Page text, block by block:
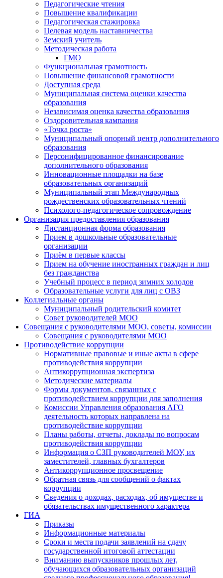
Педагогические чтения
Повышение квалификации
Педагогическая стажировка
Целевая модель наставничества
Земский учитель
Методическая работа
ГМО
Функциональная грамотность
Повышение финансовой грамотности
Доступная среда
Муниципальная система оценки качества
образования
Независимая оценка качества образования
Оздоровительная кампания
«Точка роста»
Муниципальный опорный центр дополнительного
образования
Персонифицированное финансирование
дополнительного образования
Инновационные площадки на базе
образовательных организаций
Муниципальный этап Международных
рождественских образовательных чтений
Психолого-педагогическое сопровождение
Организация предоставления образования
Дистанционная форма образования
Прием в дошкольные образовательные
организации
Приём в первые классы
Прием на обучение иностранных граждан и лиц
без гражданства
Учебный процесс в период зимних холодов
Образовательные услуги для лиц с ОВЗ
Коллегиальные органы
Муниципальный родительский комитет
Совет руководителей МОО
Совещания с руководителями МОО, советы, комиссии
Совещания с руководителями МОО
Противодействие коррупции
Нормативные правовые и иные акты в сфере
противодействия коррупции
Антикоррупционная экспертиза
Методические материалы
Формы документов, связанных с
противодействием коррупции для заполнения
Комиссии Управления образования АГО
деятельность которых направлена на
противодействие коррупции
Планы работы, отчеты, доклады по вопросам
противодействия коррупции
Информация о СЗП руководителей МОУ, их
заместителей, главных бухгалтеров
Антикоррупционное просвещение
Обратная связь для сообщений о фактах
коррупции
Сведения о доходах, расходах, об имуществе и
обязательствах имущественного характера
ГИА
Приказы
Информационные материалы
Сроки и места подачи заявлений на сдачу
государственной итоговой аттестации
Вниманию выпускников прошлых лет,
обучающихся образовательных организаций